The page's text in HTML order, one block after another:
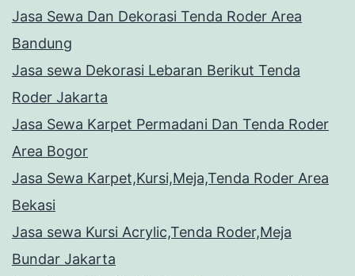
Jasa Sewa Dan Dekorasi Tenda Roder Area
Bandung
Jasa sewa Dekorasi Lebaran Berikut Tenda
Roder Jakarta
Jasa Sewa Karpet Permadani Dan Tenda Roder
Area Bogor
Jasa Sewa Karpet,Kursi,Meja,Tenda Roder Area
Bekasi
Jasa sewa Kursi Acrylic,Tenda Roder,Meja
Bundar Jakarta